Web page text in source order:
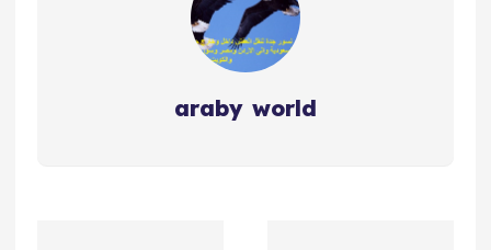
araby world